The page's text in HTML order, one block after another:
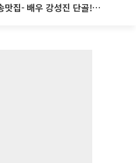
'2TV 생생정보' 오늘방송맛집- 배우 강성진 단골! 쌀국수ㆍ푸팟퐁 커리 맛집 '블○○○'